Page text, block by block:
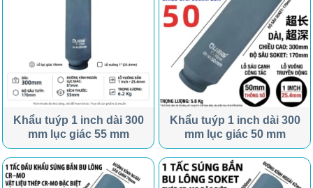
Khẩu tuýp 1 inch dài 300
mm lục giác 55 mm
Khẩu tuýp 1 inch dài 300
mm lục giác 50 mm